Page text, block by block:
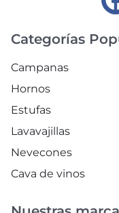
Categorías
Campanas
Hornos
Estufas
Lavavajillas
Nevecones
Cava de vinos